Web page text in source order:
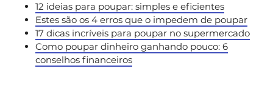
12 ideias para poupar: simples e eficientes
Estes são os 4 erros que o impedem de poupar
17 dicas incríveis para poupar no supermercado
Como poupar dinheiro ganhando pouco: 6
conselhos financeiros